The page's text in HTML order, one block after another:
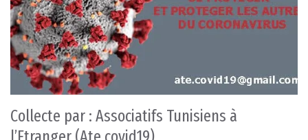
Collecte par : Associatifs Tunisiens à